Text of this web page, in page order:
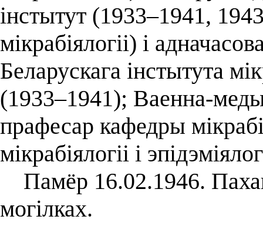
інстытут (1933–1941,
мікрабіялогіі) і
Беларускага інстытута
(1933–1941); Ваенна-
прафесар кафедры
мікрабіялогіі і
Памёр 16.02.1946.
могілках.